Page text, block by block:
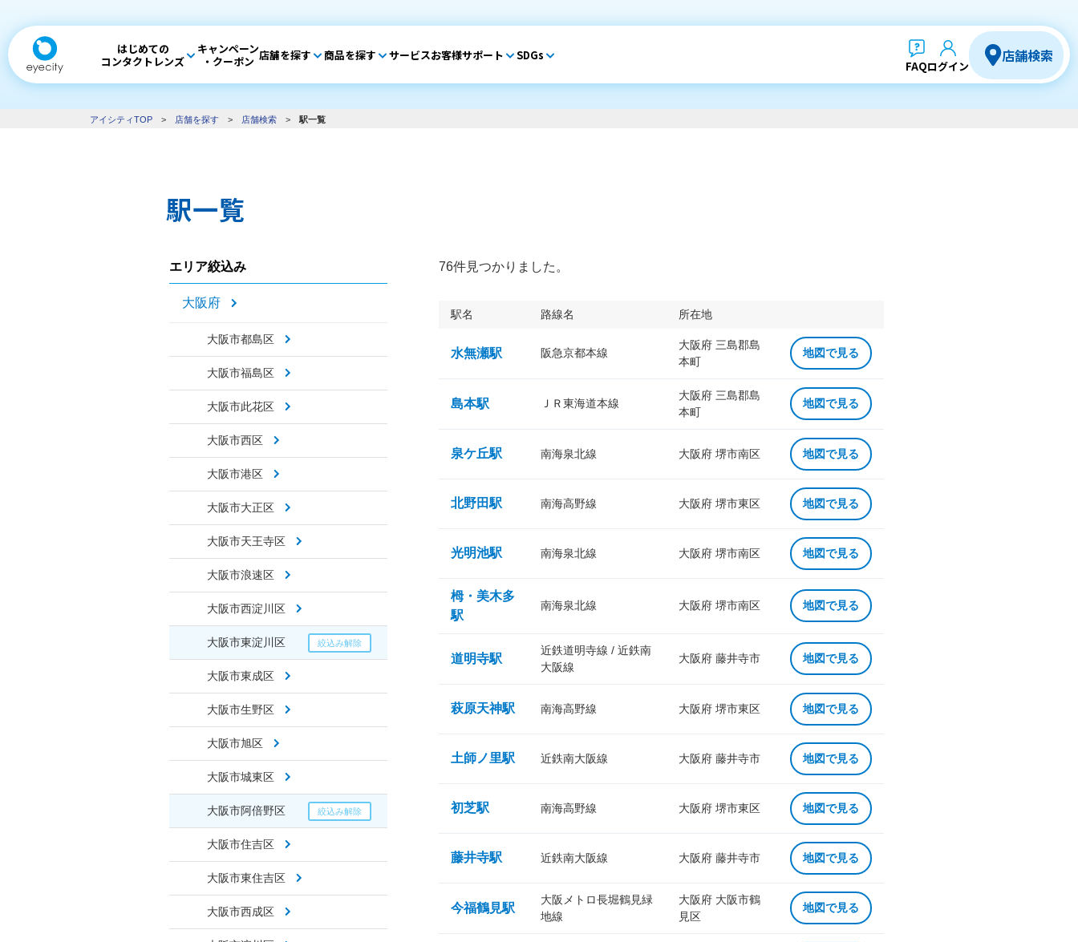
はじめての
コンタクトレンズ
キャンペーン
・クーポン 店舗を探す 商品を探す サービスお客様サポート SDGs
FAQログイン
店舗検索
アイシティTOP > 店舗を探す > 店舗検索 > 駅一覧
駅一覧
エリア絞込み
大阪府
大阪市都島区
大阪市福島区
大阪市此花区
大阪市西区
大阪市港区
大阪市大正区
大阪市天王寺区
大阪市浪速区
大阪市西淀川区
大阪市東淀川区
大阪市東成区
大阪市生野区
大阪市旭区
大阪市城東区
大阪市阿倍野区
大阪市住吉区
大阪市東住吉区
大阪市西成区
76件見つかりました。
駅名 路線名 所在地
水無瀬駅 阪急京都本線
大阪府 三島郡島
本町
地図で見る
島本駅 ＪＲ東海道本線
大阪府 三島郡島
本町
地図で見る
泉ケ丘駅 南海泉北線 大阪府 堺市南区 地図で見る
北野田駅 南海高野線 大阪府 堺市東区 地図で見る
光明池駅 南海泉北線 大阪府 堺市南区 地図で見る
栂・美木多
駅
南海泉北線 大阪府 堺市南区 地図で見る
道明寺駅
近鉄道明寺線 / 近鉄南
大阪線
大阪府 藤井寺市 地図で見る
萩原天神駅 南海高野線 大阪府 堺市東区 地図で見る
土師ノ里駅 近鉄南大阪線 大阪府 藤井寺市 地図で見る
初芝駅 南海高野線 大阪府 堺市東区 地図で見る
藤井寺駅 近鉄南大阪線 大阪府 藤井寺市 地図で見る
今福鶴見駅
大阪メトロ長堀鶴見緑
地線
大阪府 大阪市鶴
見区
地図で見る